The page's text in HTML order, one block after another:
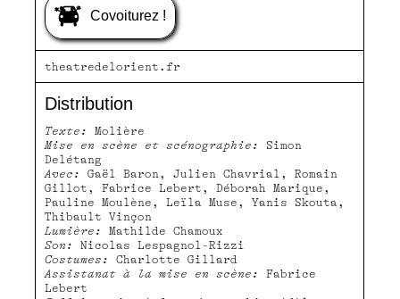
theatredelorient.fr
Distribution
Texte:
Molière
Mise en scène et scénographie:
Simon
Delétang
Avec:
Gaël Baron, Julien Chavrial, Romain
Gillot, Fabrice Lebert, Déborah Marique,
Pauline Moulène, Leïla Muse, Yanis Skouta,
Thibault Vinçon
Lumière:
Mathilde Chamoux
Son:
Nicolas Lespagnol-Rizzi
Costumes:
Charlotte Gillard
Assistanat à la mise en scène:
Fabrice
Lebert
Covoiturez !